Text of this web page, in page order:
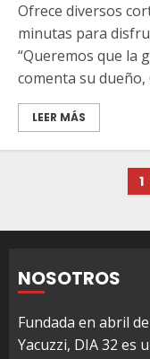
Ofrece diversos
minutas para
“Queremos que la
comenta su dueño,
LEER MÁS
entradas
1
NOSOTROS
Fundada en abril
Yacuzzi, DIA 32 es